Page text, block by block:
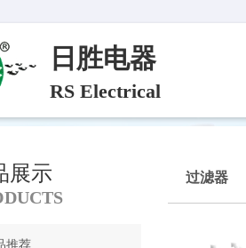
日胜电器
RS Electrical
展示
推荐
过滤器